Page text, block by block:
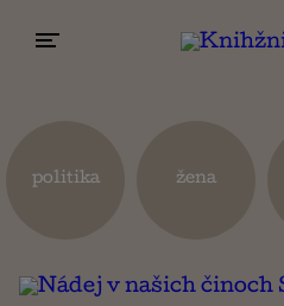
politika žena